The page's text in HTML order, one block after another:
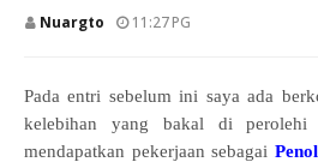
Nuargto 11:27 PG
Pada entri sebelum ini saya ada
kelebihan yang bakal di perolehi
mendapatkan pekerjaan sebagai